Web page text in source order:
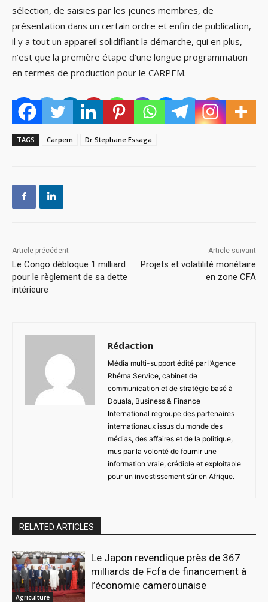
sélection, de saisies par les jeunes membres, de
présentation dans un certain ordre et enfin de publication,
il y a tout un appareil solidifiant la démarche, qui en plus,
n’est que la première étape d’une longue programmation
en termes de production pour le CARPEM.
TAGS Carpem Dr Stephane Essaga
Article précédent
Le Congo débloque 1 milliard
pour le règlement de sa dette
intérieure
Article suivant
Projets et volatilité monétaire
en zone CFA
Rédaction
Média multi-support édité par l’Agence
Rhéma Service, cabinet de
communication et de stratégie basé à
Douala, Business & Finance
International regroupe des partenaires
internationaux issus du monde des
médias, des affaires et de la politique,
mus par la volonté de fournir une
information vraie, crédible et exploitable
pour un investissement sûr en Afrique.
RELATED ARTICLES
Agriculture
Le Japon revendique près de 367
milliards de Fcfa de financement à
l’économie camerounaise